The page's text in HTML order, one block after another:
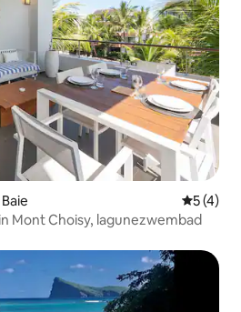
5 (4)
Mont Choisy, lagunezwembad